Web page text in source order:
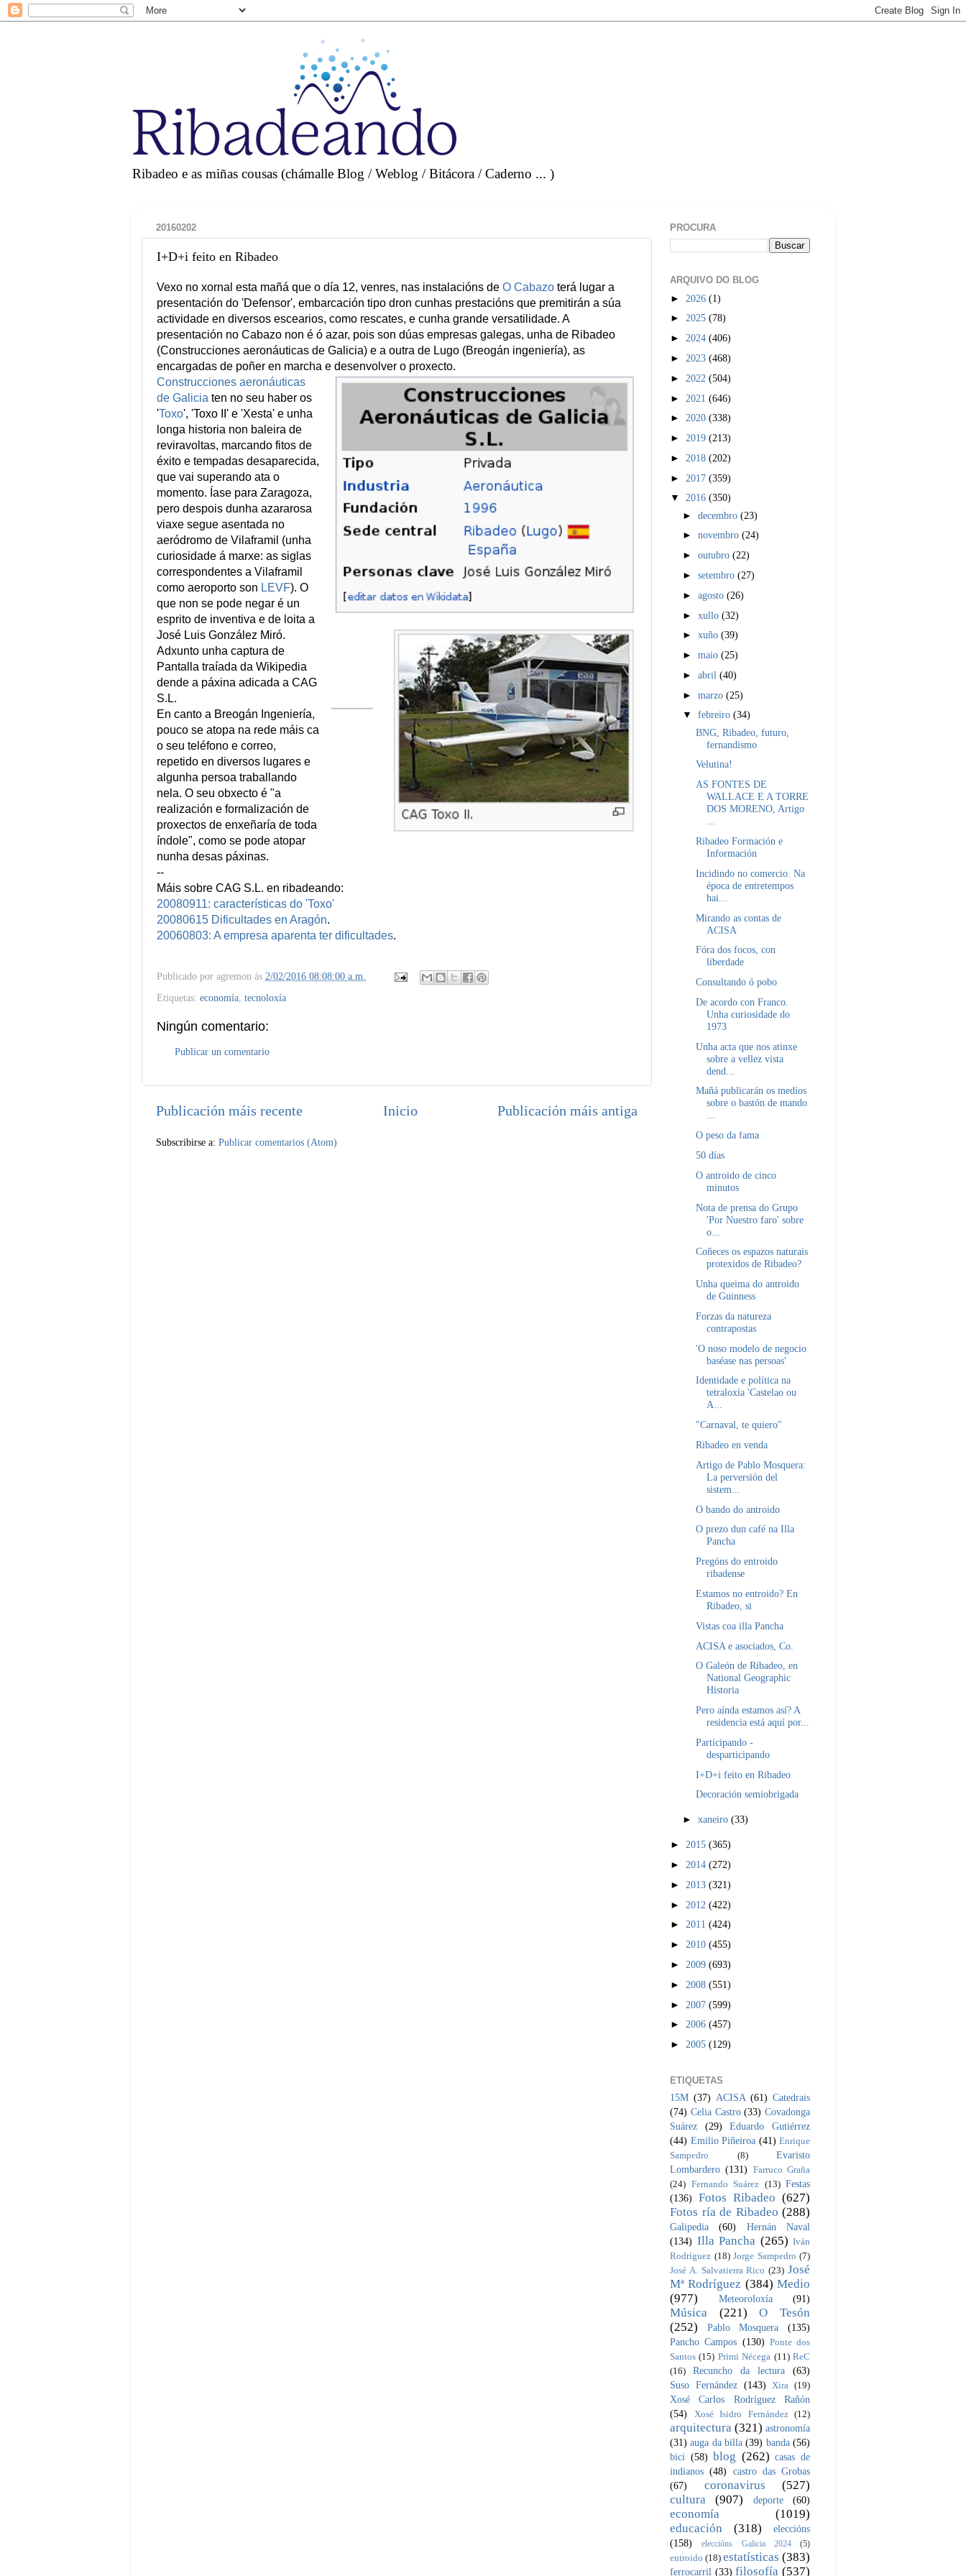
Ribadeo e as miñas cousas (chámalle Blog / Weblog / Bitácora / Caderno ... )
20160202
I+D+i feito en Ribadeo
Vexo no xornal esta mañá que o día 12, venres, nas instalacións de O Cabazo terá lugar a
presentación do 'Defensor', embarcación tipo dron cunhas prestacións que premitirán a súa
actividade en diversos escearios, como rescates, e cunha grande versatilidade. A
presentación no Cabazo non é ó azar, pois son dúas empresas galegas, unha de Ribadeo
(Construcciones aeronáuticas de Galicia) e a outra de Lugo (Breogán ingeniería), as
encargadas de poñer en marcha e desenvolver o proxecto.
Construcciones aeronáuticas
de Galicia ten no seu haber os
'Toxo', 'Toxo II' e 'Xesta' e unha
longa historia non baleira de
reviravoltas, marcando fitos de
éxito e tempadas desaparecida,
que vai superando ata o
momento. Íase para Zaragoza,
pero despois dunha azararosa
viaxe segue asentada no
aeródromo de Vilaframil (unha
curiosidade á marxe: as siglas
correspondentes a Vilaframil
como aeroporto son LEVF). O
que non se pode negar é un
esprito de inventiva e de loita a
José Luis González Miró.
Adxunto unha captura de
Pantalla traíada da Wikipedia
dende a páxina adicada a CAG
S.L.
En canto a Breogán Ingeniería,
pouco se atopa na rede máis ca
o seu teléfono e correo,
repetido en diversos lugares e
algunha persoa traballando
nela. O seu obxecto é "a
realización e formalización de
proxectos de enxeñaría de toda
índole", como se pode atopar
nunha desas páxinas.
--
Máis sobre CAG S.L. en ribadeando:
20080911: características do 'Toxo'
20080615 Dificultades en Aragón.
20060803: A empresa aparenta ter dificultades.
Publicado por agremon ás 2/02/2016 08:08:00 a.m.
Etiquetas: economía tecnoloxía
Ningún comentario:
Publicar un comentario
Publicación máis recente Publicación máis antiga
Inicio
Subscribirse a: Publicar comentarios (Atom)
PROCURA
ARQUIVO DO BLOG
► 2026 (1)
► 2025 (78)
► 2024 (406)
► 2023 (468)
► 2022 (504)
► 2021 (646)
► 2020 (338)
► 2019 (213)
► 2018 (202)
► 2017 (359)
▼ 2016 (350)
►decembro(23)
►novembro(24)
►outubro(22)
►setembro(27)
►agosto(26)
►xullo(32)
►xuño(39)
►maio(25)
►abril(40)
►marzo(25)
▼febreiro(34)
BNG, Ribadeo, futuro,
fernandismo
Velutina!
AS FONTES DE
WALLACE E A TORRE
DOS MORENO, Artigo
...
Ribadeo Formación e
Información
Incidindo no comercio. Na
época de entretempos
hai...
Mirando as contas de
ACISA
Fóra dos focos, con
liberdade
Consultando ó pobo
De acordo con Franco.
Unha curiosidade do
1973
Unha acta que nos atinxe
sobre a vellez vista
dend...
Mañá publicarán os medios
sobre o bastón de mando
...
O peso da fama
50 días
O antroido de cinco
minutos
Nota de prensa do Grupo
'Por Nuestro faro' sobre
o...
Coñeces os espazos naturais
protexidos de Ribadeo?
Unha queima do antroido
de Guinness
Forzas da natureza
contrapostas
'O noso modelo de negocio
baséase nas persoas'
Identidade e política na
tetraloxía 'Castelao ou
A...
"Carnaval, te quiero"
Ribadeo en venda
Artigo de Pablo Mosquera:
La perversión del
sistem...
O bando do antroido
O prezo dun café na Illa
Pancha
Pregóns do entroido
ribadense
Estamos no entroido? En
Ribadeo, si
Vistas coa illa Pancha
ACISA e asociados, Co.
O Galeón de Ribadeo, en
National Geographic
Historia
Pero aínda estamos así? A
residencia está aquí por...
Participando -
desparticipando
I+D+i feito en Ribadeo
Decoración semiobrigada
►xaneiro(33)
► 2015 (365)
► 2014 (272)
► 2013 (321)
► 2012 (422)
► 2011 (424)
► 2010 (455)
► 2009 (693)
► 2008 (551)
► 2007 (599)
► 2006 (457)
► 2005 (129)
ETIQUETAS
15M (37) ACISA (61) Catedrais
(74) Celia Castro (33) Covadonga
Suárez
(29)
Eduardo Gutiérrez
(44) Emilio Piñeiroa (41) Enrique
Sampedro
(8)
Evaristo
Lombardero (131) Farruco Graña
(24) Fernando Suárez (13) Festas
(136)
Fotos Ribadeo (627)
Fotos ría de Ribadeo (288)
Galipedia (60)
Hernán Naval
(134) Illa Pancha (265) Iván
Rodríguez (18) Jorge Sampedro (7)
José A. Salvatierra Rico (23) José
Mª Rodríguez (384) Medio
(977)
Meteoroloxía (91)
Música (221)
O Tesón
(252)
Pablo Mosquera
(135)
Pancho Campos (130) Ponte dos
Santos (15) Primi Nécega (11) ReC
(16)
Recuncho da lectura
(63)
Suso Fernández (143) Xira (19)
Xosé Carlos Rodríguez Rañón
(54)
Xosé Isidro Fernández (12)
arquitectura (321) astronomía
(31) auga da billa (39) banda (56)
bici (58) blog (262) casas de
indianos (48)
castro das Grobas
(67)
coronavirus
(527)
cultura
(907) deporte (60)
economía
(1019)
educación
(318)
eleccións
(158)
eleccións Galicia 2024 (5)
entroido (18) estatísticas (383)
ferrocarril (33) filosofía (537)